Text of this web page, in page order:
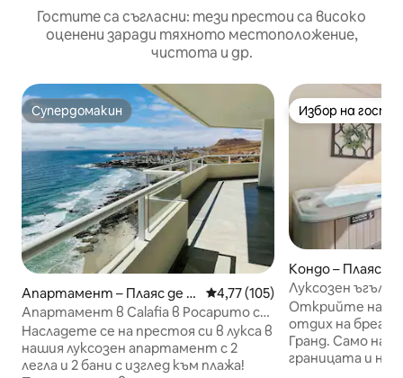
Гостите са съгласни: тези престои са високо
оценени заради тяхното местоположение,
чистота и др.
Супердомакин
Супердомакин
Апартамент – Плаяс де Р
осарито
Средна оценка: 4,77 от 5,
4,77 (105)
Апартамент в Calafia в Росарито с
изглед към океана
Насладете се на престоя си в лукса в
нашия луксозен апартамент с 2
легла и 2 бани с изглед към плажа!
Избор на
Избор на
Кондо – Плаяс
о
Луксозен
Апартамент в
Открийте най -
отдих на брега
Гранд. Само на
границата и на